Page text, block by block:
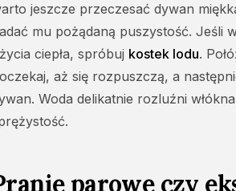
jeszcze przeczesać dywan
mu pożądaną puszystość. Jeśli
ciepła, spróbuj kostek lodu.
aż się rozpuszczą, a
Woda delikatnie rozluźni
parowe czy